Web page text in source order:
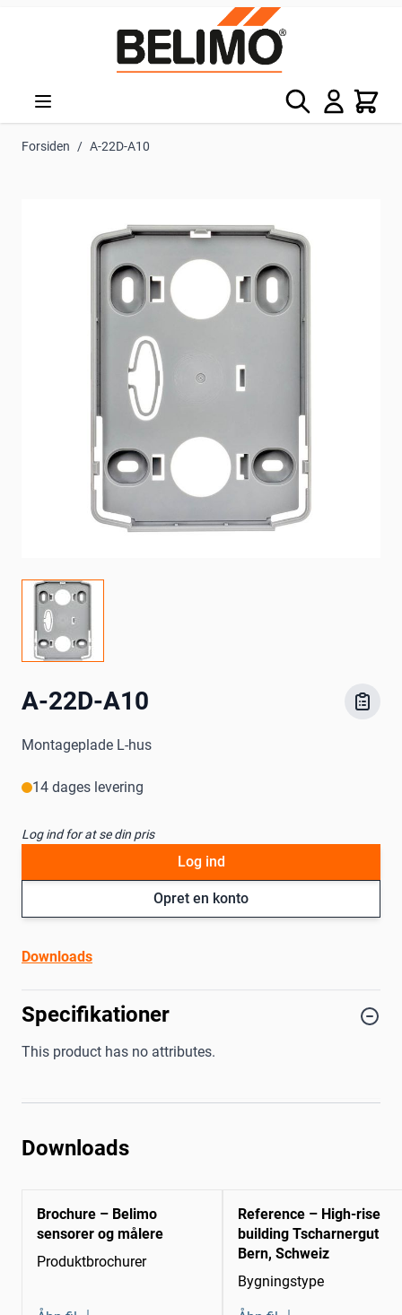
Søg Kurv
Forsiden / A-22D-A10
A-22D-A10
Montageplade L-hus
14 dages levering
Log ind for at se din pris
Opret en konto
Log ind
Downloads
Specifikationer
This product has no attributes.
Downloads
Brochure – Belimo
sensorer og målere
Produktbrochurer
Reference – High-rise
building Tscharnergut
Bern, Schweiz
Bygningstype